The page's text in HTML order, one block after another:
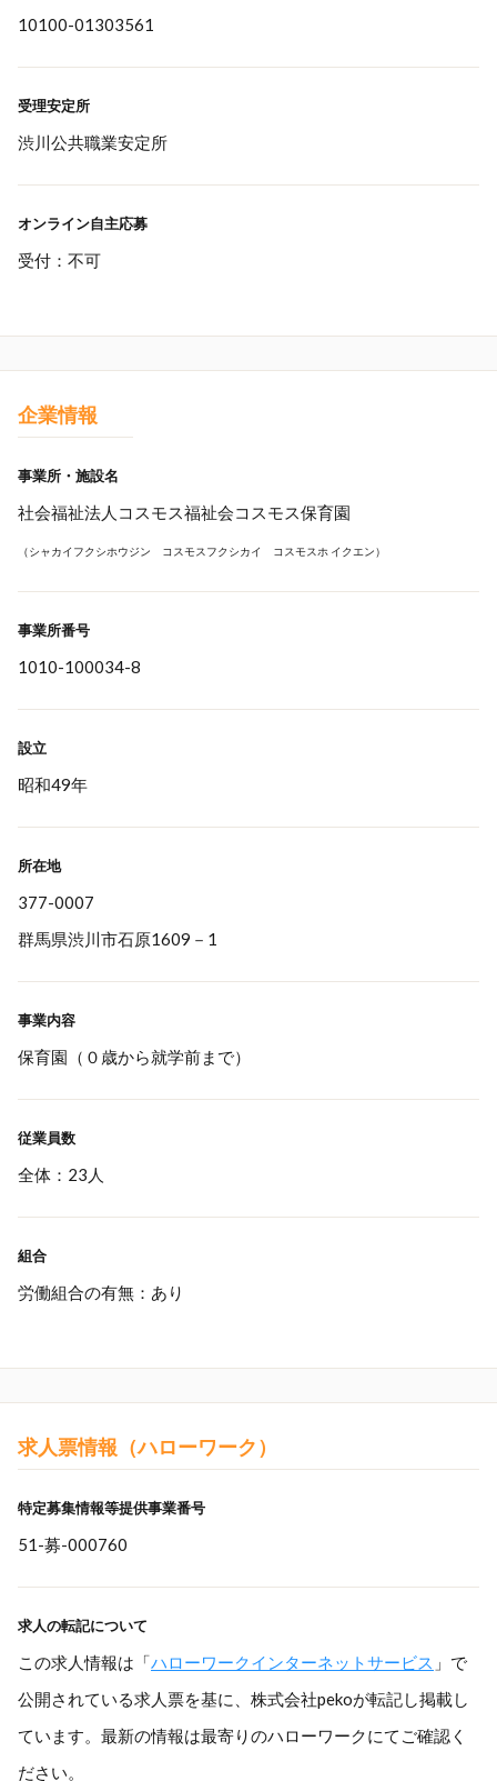
10100-01303561
受理安定所
渋川公共職業安定所
オンライン自主応募
受付：不可
企業情報
事業所・施設名
社会福祉法人コスモス福祉会コスモス保育園
（シャカイフクシホウジン コスモスフクシカイ コスモスホ イクエン）
事業所番号
1010-100034-8
設立
昭和49年
所在地
377-0007
群馬県渋川市石原1609－1
事業内容
保育園（０歳から就学前まで）
従業員数
全体：23人
組合
労働組合の有無：あり
求人票情報（ハローワーク）
特定募集情報等提供事業番号
51-募-000760
求人の転記について
この求人情報は「ハローワークインターネットサービス 」で
公開されている求人票を基に、株式会社pekoが転記し掲載し
ています。最新の情報は最寄りのハローワークにてご確認く
ださい。